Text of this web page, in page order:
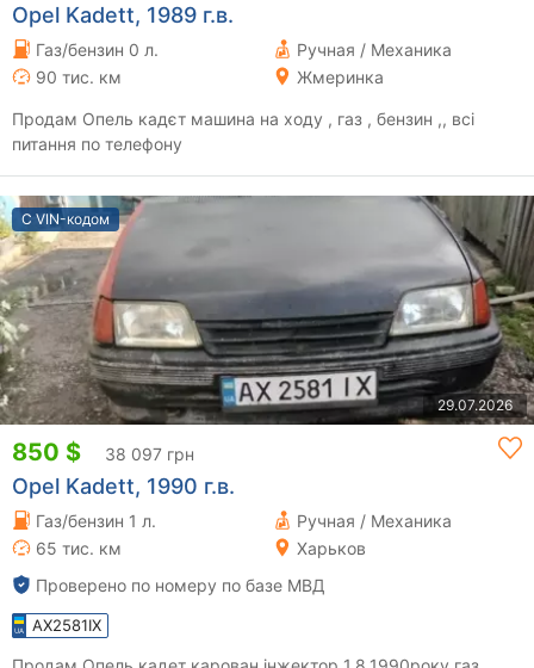
Opel Kadett, 1989 г.в.
Газ/бензин 0 л.
Ручная / Механика
90 тис. км
Жмеринка
Продам Опель кадєт машина на ходу , газ , бензин ,, всі
питання по телефону
С VIN-кодом
29.07.2026
850 $ 38 097 грн
Opel Kadett, 1990 г.в.
Газ/бензин 1 л.
Ручная / Механика
65 тис. км
Харьков
Проверено по номеру по базе МВД
AX2581IX